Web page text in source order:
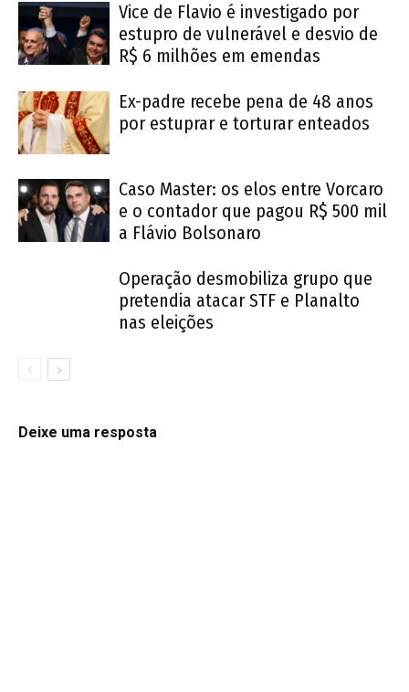
Vice de Flavio é investigado por
estupro de vulnerável e desvio de
R$ 6 milhões em emendas
Ex-padre recebe pena de 48 anos
por estuprar e torturar enteados
Caso Master: os elos entre Vorcaro
e o contador que pagou R$ 500 mil
a Flávio Bolsonaro
Operação desmobiliza grupo que
pretendia atacar STF e Planalto
nas eleições
Deixe uma resposta